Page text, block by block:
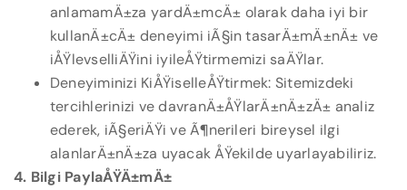
anlamamÄ±za yardÄ±mcÄ± olarak daha iyi bir
kullanÄ±cÄ± deneyimi iÃ§in tasarÄ±mÄ±nÄ± ve
iÅŸlevselliÄŸini iyileÅŸtirmemizi saÄŸlar.
Deneyiminizi KiÅŸiselleÅŸtirmek: Sitemizdeki
tercihlerinizi ve davranÄ±ÅŸlarÄ±nÄ±zÄ± analiz
ederek, iÃ§eriÄŸi ve Ã¶nerileri bireysel ilgi
alanlarÄ±nÄ±za uyacak ÅŸekilde uyarlayabiliriz.
4. Bilgi PaylaÅŸÄ±mÄ±